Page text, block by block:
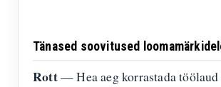
Tänased soovitused
Rott— Hea aeg korrastada töölaud